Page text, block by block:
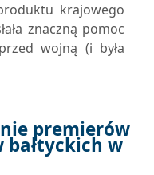
krajowego
znaczną pomoc
wojną (i była
premierów
bałtyckich w